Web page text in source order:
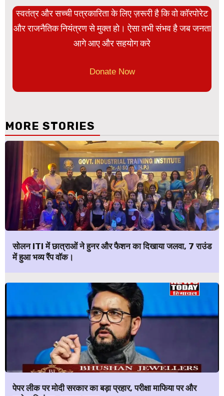
स्वतंत्र और सच्ची पत्रकारिता के लिए ज़रूरी है कि वो कॉरपोरेट
और राजनैतिक नियंत्रण से मुक्त हो। ऐसा तभी संभव है जब जनता
आगे आए और सहयोग करे
Donate Now
MORE STORIES
सोलन ITI में छात्राओं ने हुनर और फैशन का दिखाया जलवा, 7 राउंड
में हुआ भव्य रैंप वॉक।
पेपर लीक पर मोदी सरकार का बड़ा प्रहार, परीक्षा माफिया पर और